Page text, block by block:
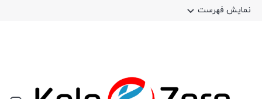
نمایش فهرست